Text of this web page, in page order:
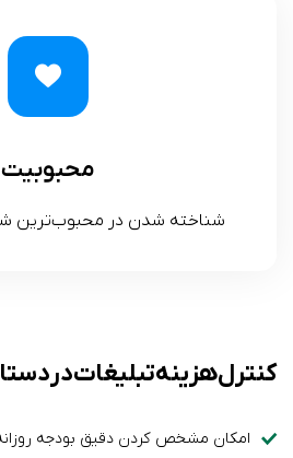
محبوبیت
شناخته شدن در محبوب‌ترین
کنترل هزینه تبلیغات در
امکان مشخص کردن دقیق بودجه‌